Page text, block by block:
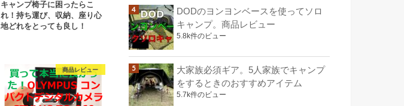
キャンプ椅子に困ったらこ
れ！持ち運び、収納、座り心
地どれをとっても良し！
商品レビュー
DODのヨンヨンベースを使ってソロ
キャンプ。商品レビュー
5.8k件のビュー
大家族必須ギア。5人家族でキャンプ
をするときのおすすめアイテム
5.7k件のビュー